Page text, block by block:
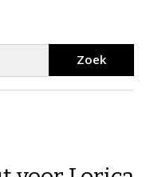
Zoek